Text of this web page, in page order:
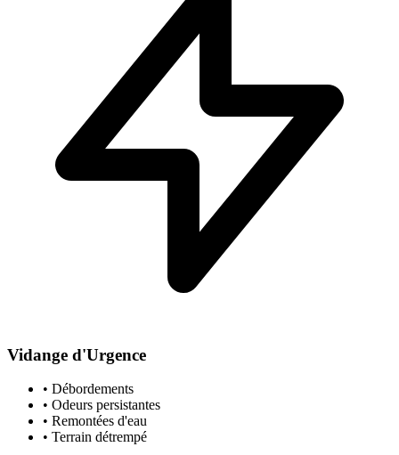
Vidange d'Urgence
• Débordements
• Odeurs persistantes
• Remontées d'eau
• Terrain détrempé